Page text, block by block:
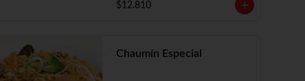
$12.810
Chaumín Especial